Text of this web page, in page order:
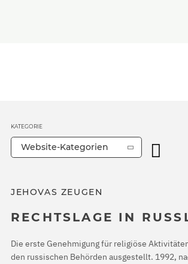
JEHOVAS ZEUGEN
RECHTSLAGE IN
Die erste Genehmigung für religiöse
den russischen Behörden ausgestellt. 1992,
KATEGORIE
Website-Kategorien